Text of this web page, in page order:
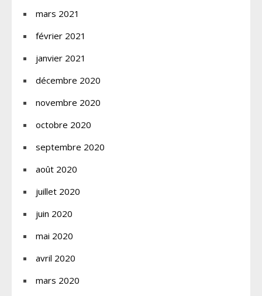
mars 2021
février 2021
janvier 2021
décembre 2020
novembre 2020
octobre 2020
septembre 2020
août 2020
juillet 2020
juin 2020
mai 2020
avril 2020
mars 2020